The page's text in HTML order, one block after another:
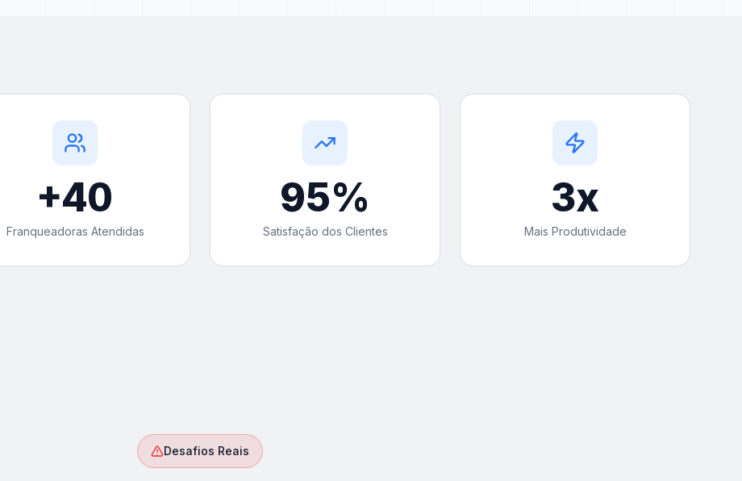
+40
Franqueadoras Atendidas
95%
Satisfação dos Clientes
3x
Mais Produtividade
Desafios Reais